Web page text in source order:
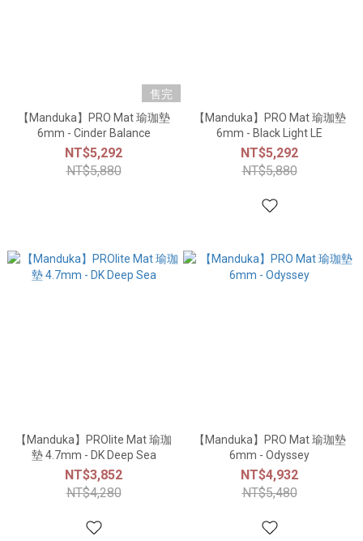
售完
【Manduka】PRO Mat 瑜珈墊
6mm - Cinder Balance
NT$5,292
NT$5,880
【Manduka】PRO Mat 瑜珈墊
6mm - Black Light LE
NT$5,292
NT$5,880
【Manduka】PROlite Mat 瑜珈
墊 4.7mm - DK Deep Sea
NT$3,852
NT$4,280
【Manduka】PRO Mat 瑜珈墊
6mm - Odyssey
NT$4,932
NT$5,480